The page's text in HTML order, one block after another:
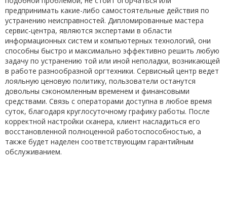
предпринимать какие-либо самостоятельные действия по
устранению неисправностей. Дипломированные мастера
сервис-центра, являются экспертами в области
информационных систем и компьютерных технологий, они
способны быстро и максимально эффективно решить любую
задачу по устранению той или иной неполадки, возникающей
в работе разнообразной оргтехники. Сервисный центр ведет
лояльную ценовую политику, пользователи останутся
довольны сэкономленным временем и финансовыми
средствами. Связь с операторами доступна в любое время
суток, благодаря круглосуточному графику работы. После
корректной настройки сканера, клиент насладиться его
восстановленной полноценной работоспособностью, а
также будет наделен соответствующим гарантийным
обслуживанием.